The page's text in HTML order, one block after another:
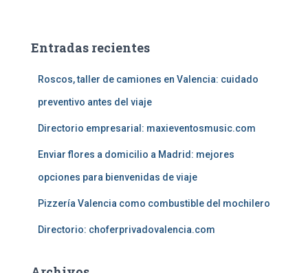
r
Entradas recientes
Roscos, taller de camiones en Valencia: cuidado
preventivo antes del viaje
Directorio empresarial: maxieventosmusic.com
Enviar flores a domicilio a Madrid: mejores
opciones para bienvenidas de viaje
Pizzería Valencia como combustible del mochilero
Directorio: choferprivadovalencia.com